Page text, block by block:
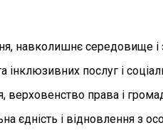
навколишнє середовище і
інклюзивних послуг і
права і
єдність і відновлення з